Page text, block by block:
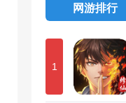
网游排行
1